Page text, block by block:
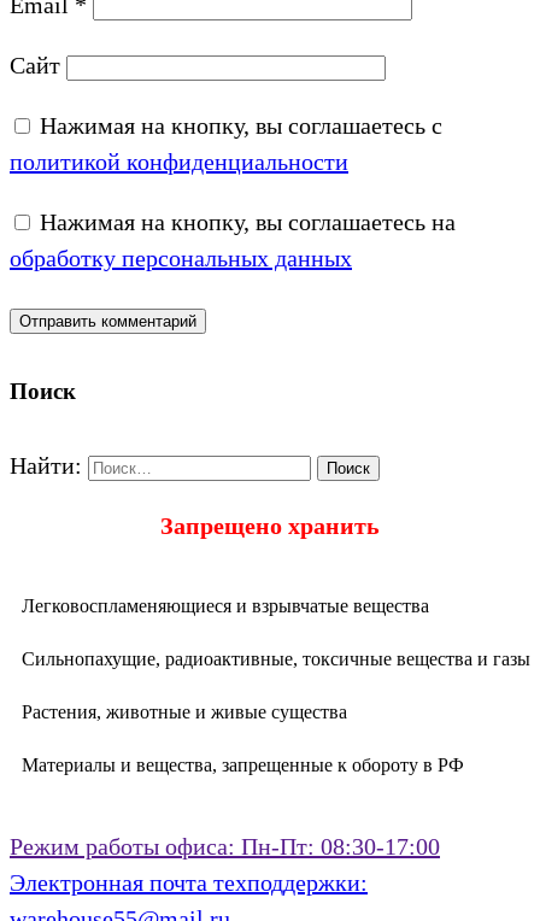
Email *
Сайт
Нажимая на кнопку, вы соглашаетесь с
политикой конфиденциальности
Нажимая на кнопку, вы соглашаетесь на
обработку персональных данных
Поиск
Найти:
Запрещено хранить
Легковоспламеняющиеся и взрывчатые вещества
Сильнопахущие, радиоактивные, токсичные вещества и газы
Растения, животные и живые существа
Материалы и вещества, запрещенные к обороту в РФ
Режим работы офиса: Пн-Пт: 08:30-17:00
Электронная почта техподдержки: